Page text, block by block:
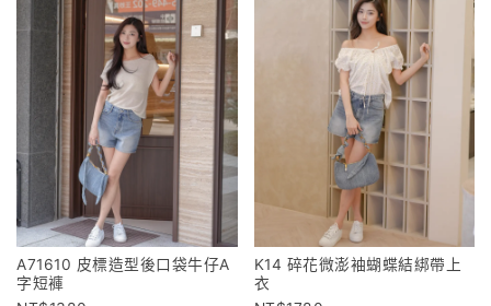
A71610 皮標造型後口袋牛仔A
字短褲
K14 碎花微澎袖蝴蝶結綁帶上
衣